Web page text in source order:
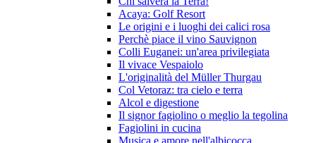
Acaya: Golf Resort
Le origini e i luoghi dei calici rosa
Perchè piace il vino Sauvignon
Colli Euganei: un'area privilegiata
Il vivace Vespaiolo
L'originalità del Müller Thurgau
Col Vetoraz: tra cielo e terra
Alcol e digestione
Il signor fagiolino o meglio la tegolina
Fagiolini in cucina
Musica e amore nell'albicocca